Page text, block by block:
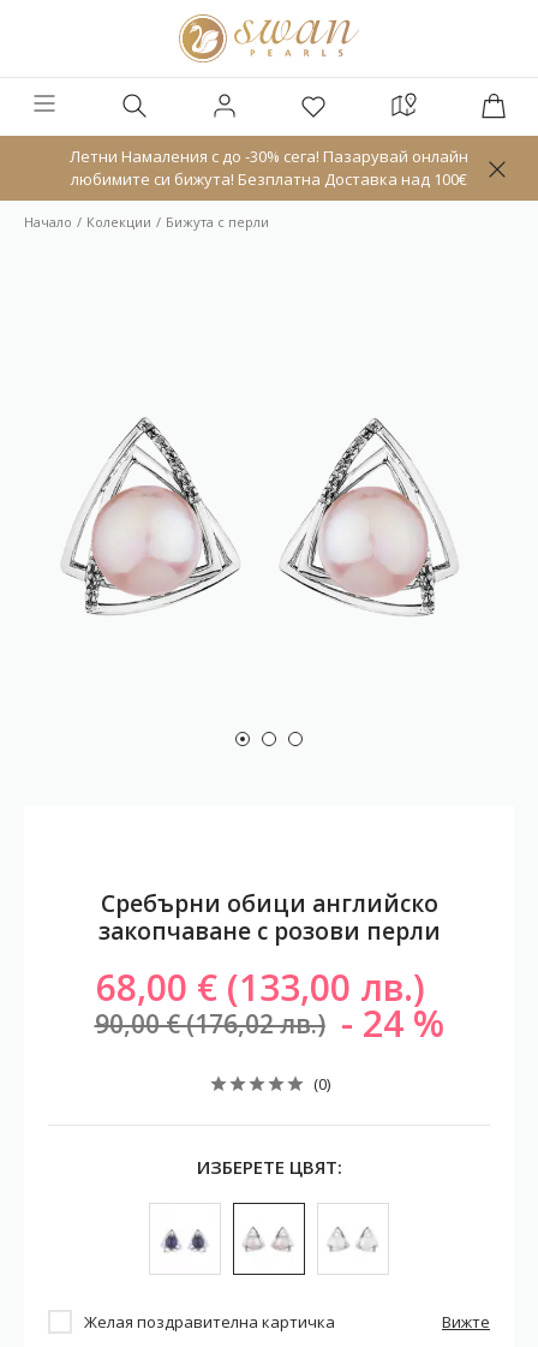
Летни Намаления с до -30% сега! Пазарувай онлайн
любимите си бижута! Безплатна Доставка над 100€
Начало Колекции Бижута с перли
Сребърни обици английско
закопчаване с розови перли
68,00 € (133,00 лв.)
90,00 € (176,02 лв.) 24
(0)
ИЗБЕРЕТЕ ЦВЯТ:
Желая поздравителна картичка Вижте